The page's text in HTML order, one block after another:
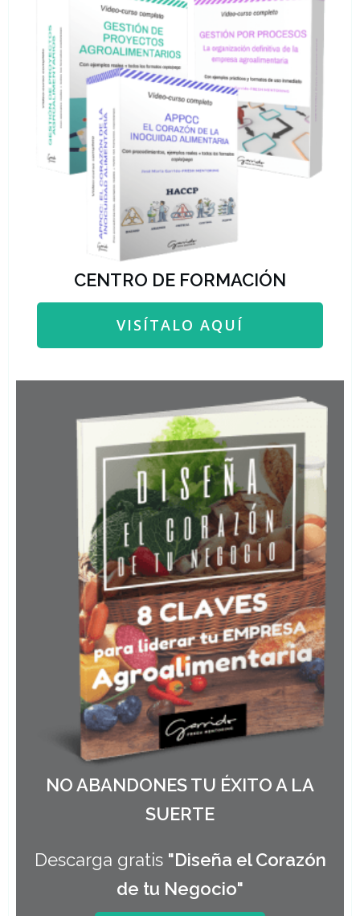
CENTRO DE FORMACIÓN
VISÍTALO AQUÍ
NO ABANDONES TU ÉXITO A LA
SUERTE
Descarga gratis "Diseña el Corazón
de tu Negocio"